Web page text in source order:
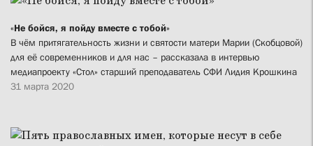
«Не бойся, я пойду вместе с тобой»
В чём притягательность жизни и святости матери Марии (Скобцовой)
для её современников и для нас – рассказала в интервью
медиапроекту «Стол» старший преподаватель СФИ Лидия Крошкина
31 марта 2020